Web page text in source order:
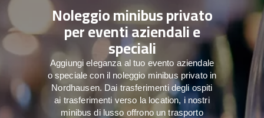
Noleggio minibus privato
per eventi aziendali e
speciali
Aggiungi eleganza al tuo evento aziendale
o speciale con il noleggio minibus privato in
Nordhausen. Dai trasferimenti degli ospiti
ai trasferimenti verso la location, i nostri
minibus di lusso offrono un trasporto